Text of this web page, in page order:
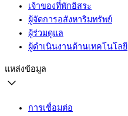
เจ้าของที่พักอิสระ
ผู้จัดการอสังหาริมทรัพย์
ผู้ร่วมดูแล
ผู้ดำเนินงานด้านเทคโนโลยี
แหล่งข้อมูล
การเชื่อมต่อ